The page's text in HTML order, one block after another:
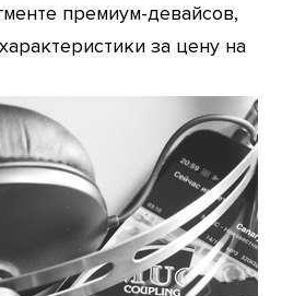
премиум-девайсов,
за цену на